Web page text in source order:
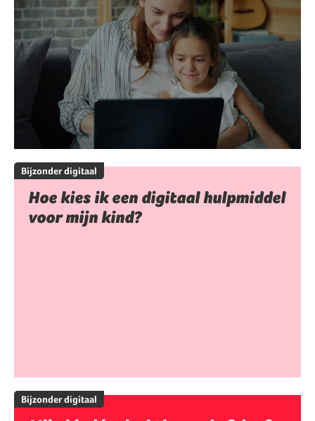
Bijzonder digitaal
Hoe kies ik een digitaal hulpmiddel
voor mijn kind?
Bijzonder digitaal